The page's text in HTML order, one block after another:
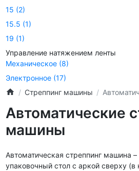
15 (2)
15.5 (1)
19 (1)
Управление натяжением ленты
Механическое(8)
Электронное(17)
Стреппинг машины
Автоматические
машины
Автоматическая стреппинг машина
упаковочный стол с аркой сверху (в